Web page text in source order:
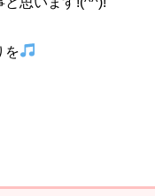
を